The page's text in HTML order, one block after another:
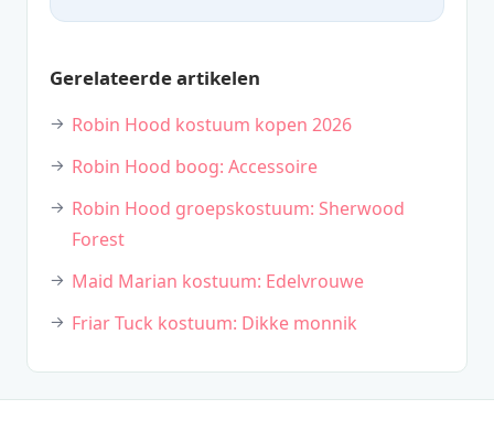
Gerelateerde artikelen
Robin Hood kostuum kopen 2026
Robin Hood boog: Accessoire
Robin Hood groepskostuum: Sherwood
Forest
Maid Marian kostuum: Edelvrouwe
Friar Tuck kostuum: Dikke monnik